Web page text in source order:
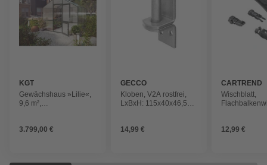
KGT
Gewächshaus »Lilie«,
9,6 m²,
3.799,00 €
GECCO
Kloben, V2A rostfrei,
LxBxH: 115x40x46,5
14,99 €
CARTREND
Wischblatt,
12,99 €